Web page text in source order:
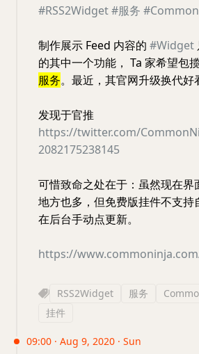
#RSS2Widget#服务
制作展示 Feed 内容的 #Widget
的其中一个功能， Ta 家希望包
服务。最近，其官网升级换代好
发现于官推
https://twitter.com/
2082175238145
可惜致命之处在于：虽然现在界
地方也多，但免费版挂件不支持
在后台手动点更新。
https://
RSS2Widget 服务
挂件
09:00 · Aug 9, 2020 · Sun